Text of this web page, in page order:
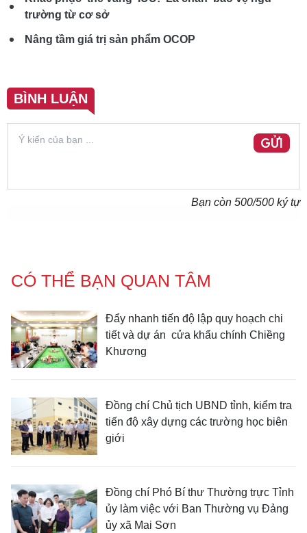
trường từ cơ sở
Nâng tầm giá trị sản phẩm OCOP
BÌNH LUẬN
GỬI
Bạn còn 500/500 ký tự
CÓ THỂ BẠN QUAN TÂM
Đẩy nhanh tiến độ lập quy hoạch chi
tiết và dự án cửa khẩu chính Chiềng
Khương
Đồng chí Chủ tịch UBND tỉnh, kiểm tra
tiến độ xây dựng các trường học biên
giới
Đồng chí Phó Bí thư Thường trực Tỉnh
ủy làm việc với Ban Thường vụ Đảng
ủy xã Mai Sơn